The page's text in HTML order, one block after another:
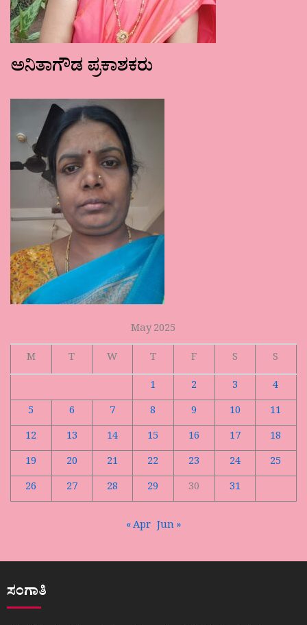
ಅನಿತಾಗೌಡ ಪ್ರಕಾಶಕರು
May 2025
M
T W T F S
S
1
2 3
4
5
6 7 8 9 10
11
12
13 14 15 16 17
18
19
20 21 22 23 24
25
26
27 28 29 30 31
« Apr Jun »
ಸಂಗಾತಿ